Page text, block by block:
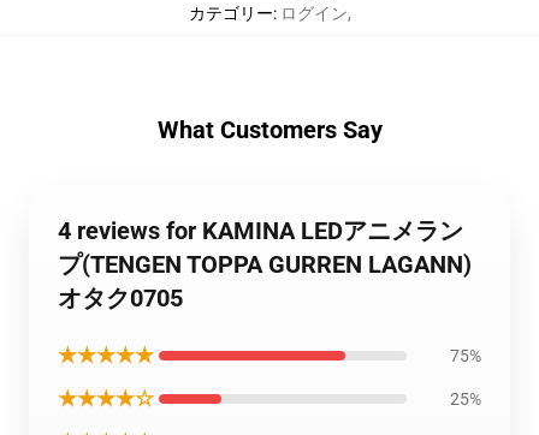
カテゴリー: ログイン,
What Customers Say
4 reviews for KAMINA LEDアニメラン
プ(TENGEN TOPPA GURREN LAGANN)
オタク0705
★★★★★ 75%
★★★★☆ 25%